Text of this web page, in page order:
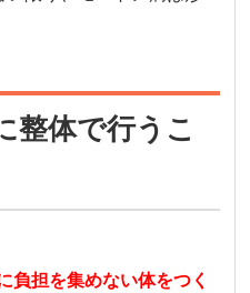
整体で行うこ
負担を集めない体をつく